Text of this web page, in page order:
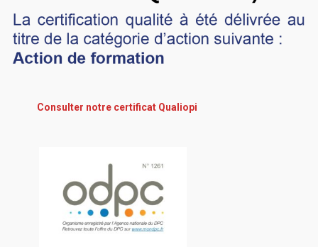
Consulter notre certificat Qualiopi